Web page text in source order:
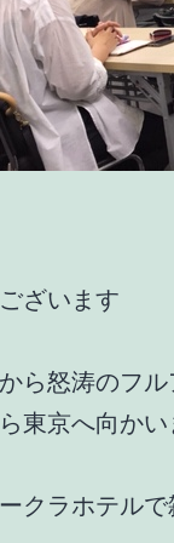
ざいます
ら怒涛のフル
東京へ向か
クラホテル